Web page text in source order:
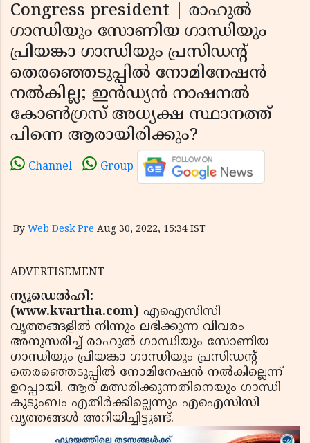
Congress president | രാഹുല്‍
ഗാന്ധിയും സോണിയ ഗാന്ധിയും
പ്രിയങ്കാ ഗാന്ധിയും പ്രസിഡന്റ്
തെരഞ്ഞെടുപ്പില്‍ നോമിനേഷന്‍
നല്‍കില്ല; ഇന്‍ഡ്യന്‍ നാഷനല്‍
കോണ്‍ഗ്രസ് അധ്യക്ഷ സ്ഥാനത്ത്
പിന്നെ ആരായിരിക്കും?
Channel Group
By Web Desk Pre Aug 30, 2022, 15:34 IST
ADVERTISEMENT
ന്യൂഡെല്‍ഹി:
(www.kvartha.com) എഐസിസി
വൃത്തങ്ങളില്‍ നിന്നും ലഭിക്കുന്ന വിവരം
അനുസരിച്ച് രാഹുല്‍ ഗാന്ധിയും സോണിയ
ഗാന്ധിയും പ്രിയങ്കാ ഗാന്ധിയും പ്രസിഡന്റ്
തെരഞ്ഞെടുപ്പില്‍ നോമിനേഷന്‍ നല്‍കില്ലെന്ന്
ഉറപ്പായി. ആര് മത്സരിക്കുന്നതിനെയും ഗാന്ധി
കുടുംബം എതിര്‍ക്കില്ലെന്നും എഐസിസി
വൃത്തങ്ങള്‍ അറിയിച്ചിട്ടുണ്ട്.